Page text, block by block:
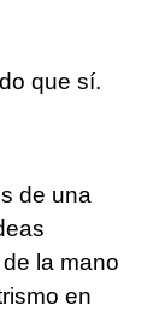
que sí.
de una
la mano
en